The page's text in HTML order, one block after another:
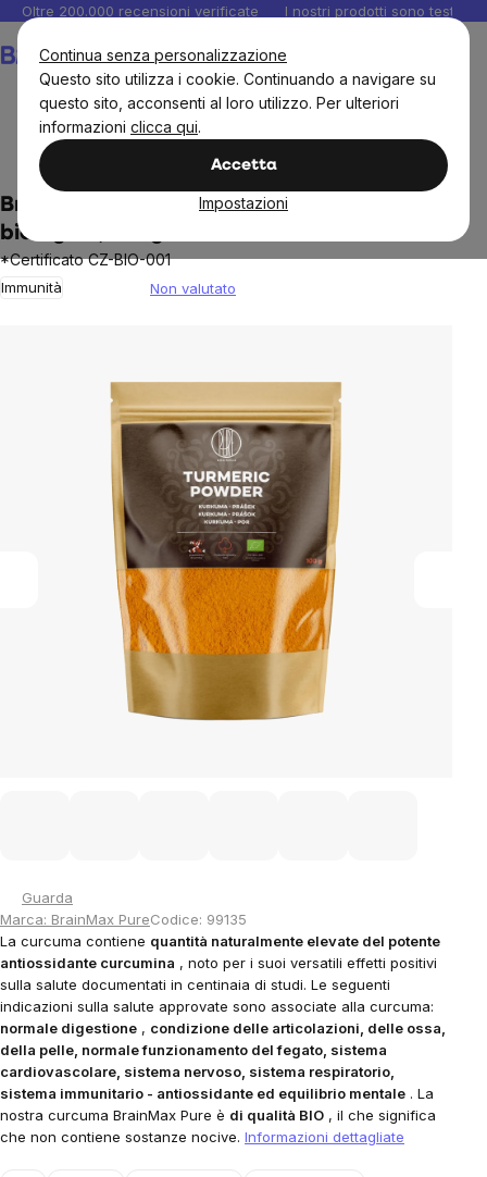
Continua senza personalizzazione
Questo sito utilizza i cookie. Continuando a navigare su
questo sito, acconsenti al loro utilizzo. Per ulteriori
informazioni clicca qui.
Accetta
Impostazioni
Salta
contenuto
Oltre 200.000 recensioni verificate I nostri prodotti sono testati
BrainMax Curcuma pura in polvere
biologica, 100 g
*Certificato CZ-BIO-001
Immunità Non valutato
Guarda
Marca: BrainMax PureCodice: 99135
La curcuma contiene quantità naturalmente elevate del potente
antiossidante curcumina , noto per i suoi versatili effetti positivi
sulla salute documentati in centinaia di studi. Le seguenti
indicazioni sulla salute approvate sono associate alla curcuma:
normale digestione , condizione delle articolazioni, delle ossa,
della pelle, normale funzionamento del fegato, sistema
cardiovascolare, sistema nervoso, sistema respiratorio,
sistema immunitario - antiossidante ed equilibrio mentale . La
nostra curcuma BrainMax Pure è di qualità BIO , il che significa
che non contiene sostanze nocive. Informazioni dettagliate